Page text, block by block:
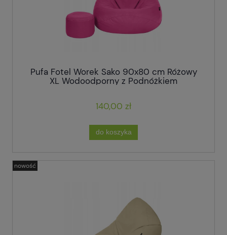
Pufa Fotel Worek Sako 90x80 cm Różowy
XL Wodoodporny z Podnóżkiem
140,00 zł
do koszyka
nowość